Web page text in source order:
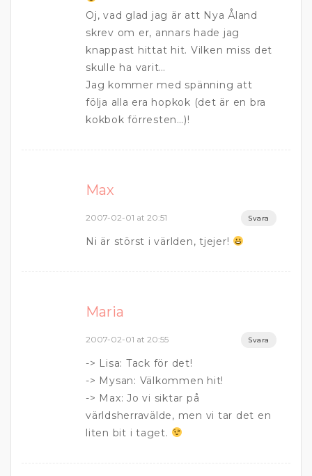
Oj, vad glad jag är att Nya Åland
skrev om er, annars hade jag
knappast hittat hit. Vilken miss det
skulle ha varit…
Jag kommer med spänning att
följa alla era hopkok (det är en bra
kokbok förresten…)!
Max
2007-02-01 at 20:51 Svara
Ni är störst i världen, tjejer!
Maria
2007-02-01 at 20:55 Svara
-> Lisa: Tack för det!
-> Mysan: Välkommen hit!
-> Max: Jo vi siktar på
världsherravälde, men vi tar det en
liten bit i taget.